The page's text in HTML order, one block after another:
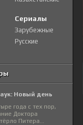
Сериалы
Зарубежные
Русские
Новый день
года с тех пор,
Доктора
Питера...